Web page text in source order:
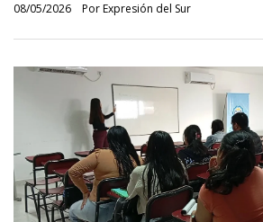
Por Expresión del Sur
08/05/2026